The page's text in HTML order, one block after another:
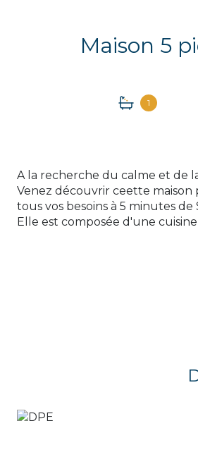
1
A la recherche du calme et de
Venez découvrir ceette maison
tous vos besoins à 5 minutes
Elle est composée d'une
De plus toutes les pièces sont
Un couloir dessert une
Toutes les fenêtres sont
Une opportunité à saisir pour
maison moderne et confortable.